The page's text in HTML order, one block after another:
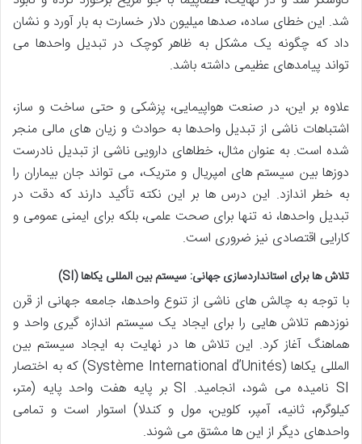
شد. این خطای ساده، صدها میلیون دلار خسارت به بار آورد و نشان
داد که چگونه یک مشکل به ظاهر کوچک در تبدیل واحدها می
تواند پیامدهای عظیمی داشته باشد.
علاوه بر این، در صنعت هواپیمایی، پزشکی و حتی ساخت و ساز،
اشتباهات ناشی از تبدیل واحدها به حوادث و زیان های مالی منجر
شده است. به عنوان مثال، خطاهای دارویی ناشی از تبدیل نادرست
دوزها بین سیستم های امپریال و متریک، می تواند جان بیماران را
به خطر اندازد. این درس ها بر این نکته تأکید دارند که دقت در
تبدیل واحدها، نه تنها برای صحت علمی، بلکه برای ایمنی عمومی و
کارایی اقتصادی نیز ضروری است.
تلاش ها برای استانداردسازی جهانی: سیستم بین المللی یکاها (SI)
با توجه به چالش های ناشی از تنوع واحدها، جامعه جهانی از قرن
نوزدهم تلاش هایی را برای ایجاد یک سیستم اندازه گیری واحد و
هماهنگ آغاز کرد. این تلاش ها در نهایت به ایجاد سیستم بین
المللی یکاها (Système International d’Unités) که به اختصار
SI نامیده می شود، انجامید. SI بر پایه هفت واحد پایه (متر،
کیلوگرم، ثانیه، آمپر، کلوین، مول و کندلا) استوار است و تمامی
واحدهای دیگر از این ها مشتق می شوند.